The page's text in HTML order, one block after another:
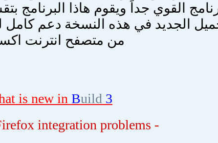
القوي جداً ويقوم هاذا البرنامج
الجديد في هذه النسخة دعم كامل
من متصفح انترنت
is new in Build 3
- Resolved Firefox integration problems